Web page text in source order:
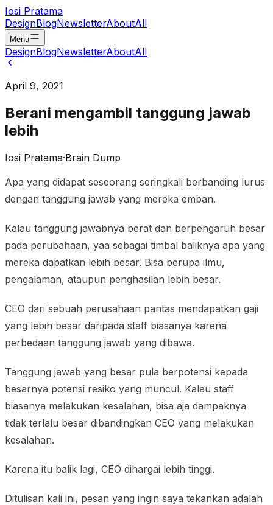
Iosi Pratama
DesignBlogNewsletterAboutAll
Menu
DesignBlogNewsletterAboutAll
April 9, 2021
Berani mengambil tanggung jawab
lebih
Iosi Pratama·Brain Dump
Apa yang didapat seseorang seringkali berbanding lurus
dengan tanggung jawab yang mereka emban.
Kalau tanggung jawabnya berat dan berpengaruh besar
pada perubahaan, yaa sebagai timbal baliknya apa yang
mereka dapatkan lebih besar. Bisa berupa ilmu,
pengalaman, ataupun penghasilan lebih besar.
CEO dari sebuah perusahaan pantas mendapatkan gaji
yang lebih besar daripada staff biasanya karena
perbedaan tanggung jawab yang dibawa.
Tanggung jawab yang besar pula berpotensi kepada
besarnya potensi resiko yang muncul. Kalau staff
biasanya melakukan kesalahan, bisa aja dampaknya
tidak terlalu besar dibandingkan CEO yang melakukan
kesalahan.
Karena itu balik lagi, CEO dihargai lebih tinggi.
Ditulisan kali ini, pesan yang ingin saya tekankan adalah